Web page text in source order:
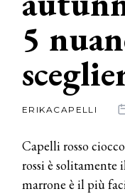
News
aziende
5
ERIKACAPELLI
Capelli rosso
rossi è
marrone è il più